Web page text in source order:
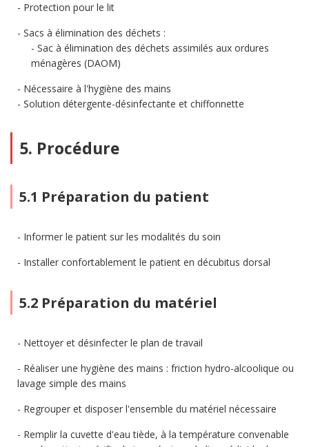
Protection pour le lit
Sacs à élimination des déchets :
Sac à élimination des déchets assimilés aux ordures
ménagères (DAOM)
Nécessaire à l'hygiène des mains
Solution détergente-désinfectante et chiffonnette
5. Procédure
5.1 Préparation du patient
Informer le patient sur les modalités du soin
Installer confortablement le patient en décubitus dorsal
5.2 Préparation du matériel
Nettoyer et désinfecter le plan de travail
Réaliser une hygiène des mains : friction hydro-alcoolique ou
lavage simple des mains
Regrouper et disposer l'ensemble du matériel nécessaire
Remplir la cuvette d'eau tiède, à la température convenable